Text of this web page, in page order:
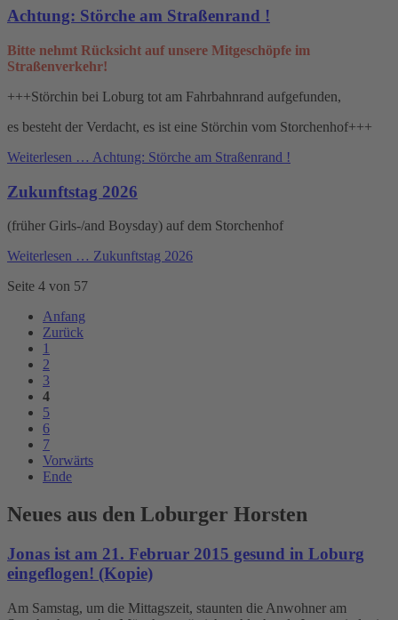
Achtung: Störche am Straßenrand !
Bitte nehmt Rücksicht auf unsere Mitgeschöpfe im
Straßenverkehr!
+++Störchin bei Loburg tot am Fahrbahnrand aufgefunden,
es besteht der Verdacht, es ist eine Störchin vom Storchenhof+++
Weiterlesen … Achtung: Störche am Straßenrand !
Zukunftstag 2026
(früher Girls-/and Boysday) auf dem Storchenhof
Weiterlesen … Zukunftstag 2026
Seite 4 von 57
Anfang
Zurück
1
2
3
4
5
6
7
Vorwärts
Ende
Neues aus den Loburger Horsten
Jonas ist am 21. Februar 2015 gesund in Loburg
eingeflogen! (Kopie)
Am Samstag, um die Mittagszeit, staunten die Anwohner am